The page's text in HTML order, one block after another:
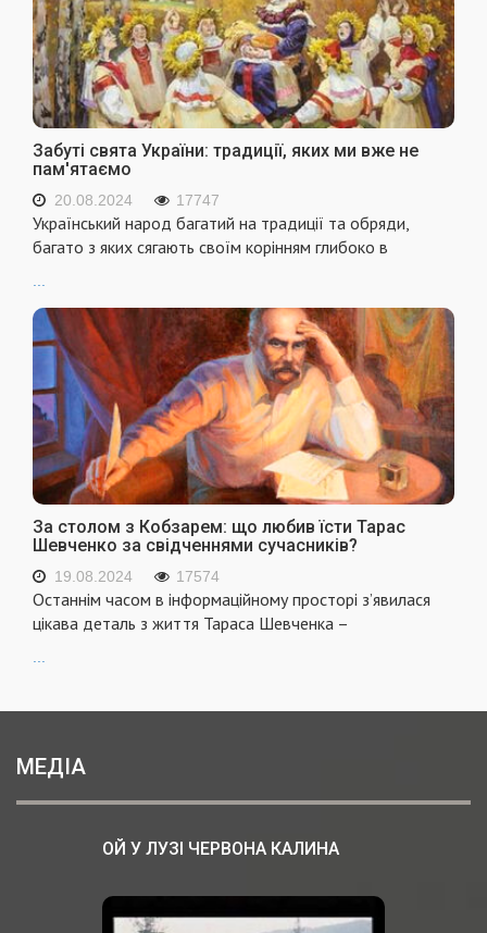
Забуті свята України: традиції, яких ми вже не
пам'ятаємо
20.08.2024 17747
Український народ багатий на традиції та обряди,
багато з яких сягають своїм корінням глибоко в
...
За столом з Кобзарем: що любив їсти Тарас
Шевченко за свідченнями сучасників?
19.08.2024 17574
Останнім часом в інформаційному просторі з’явилася
цікава деталь з життя Тараса Шевченка –
МЕДІА
ОЙ У ЛУЗІ ЧЕРВОНА КАЛИНА